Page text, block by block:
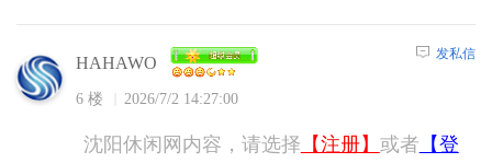
HAHAWO
6 楼 2026/7/2 14:27:00
发私信
沈阳休闲网内容，请选择 【注册】 或者 【登